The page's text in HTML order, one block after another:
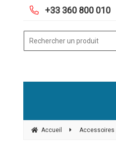
Accueil Accessoires
+33 360 800 010